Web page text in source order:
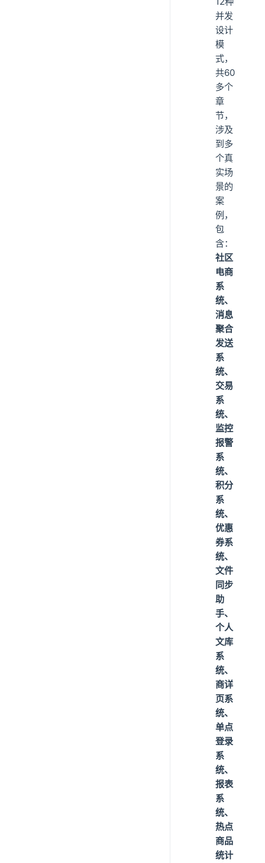
并发
设计
模
式，
共60
多个
章
节，
涉及
到多
个真
实场
景的
案
例，
包
含：
社区
电商
系
统、
消息
聚合
发送
系
统、
交易
系
统、
监控
报警
系
统、
积分
系
统、
优惠
券系
统、
文件
同步
助
手、
个人
文库
系
统、
商详
页系
统、
单点
登录
系
统、
报表
系
统、
热点
商品
统计